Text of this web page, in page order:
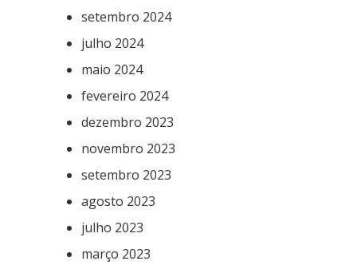
setembro 2024
julho 2024
maio 2024
fevereiro 2024
dezembro 2023
novembro 2023
setembro 2023
agosto 2023
julho 2023
março 2023